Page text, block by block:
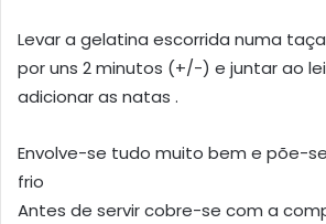
Levar a gelatina escorrida numa
por uns 2 minutos (+/-) e juntar ao
adicionar as natas .
Envolve-se tudo muito bem e põe-
frio
Antes de servir cobre-se com a